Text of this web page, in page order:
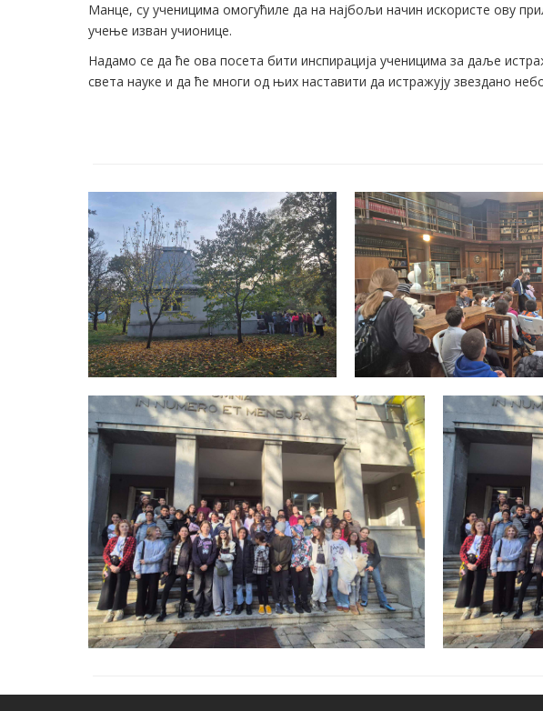
Манце, су ученицима омогућиле да на најбољи начин искористе ову
учење изван учионице.
Надамо се да ће ова посета бити инспирација ученицима за даље
света науке и да ће многи од њих наставити да истражују звездано